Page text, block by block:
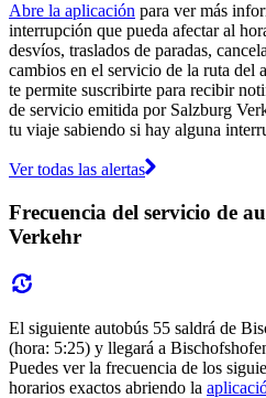
Abre la aplicación para ver más
interrupción que pueda afectar al
desvíos, traslados de paradas,
cambios en el servicio de la ruta del
te permite suscribirte para recibir
de servicio emitida por Salzburg
tu viaje sabiendo si hay alguna
Ver todas las alertas
Frecuencia del servicio de
Verkehr
El siguiente autobús 55 saldrá de
(hora: 5:25) y llegará a
Puedes ver la frecuencia de los
horarios exactos abriendo la